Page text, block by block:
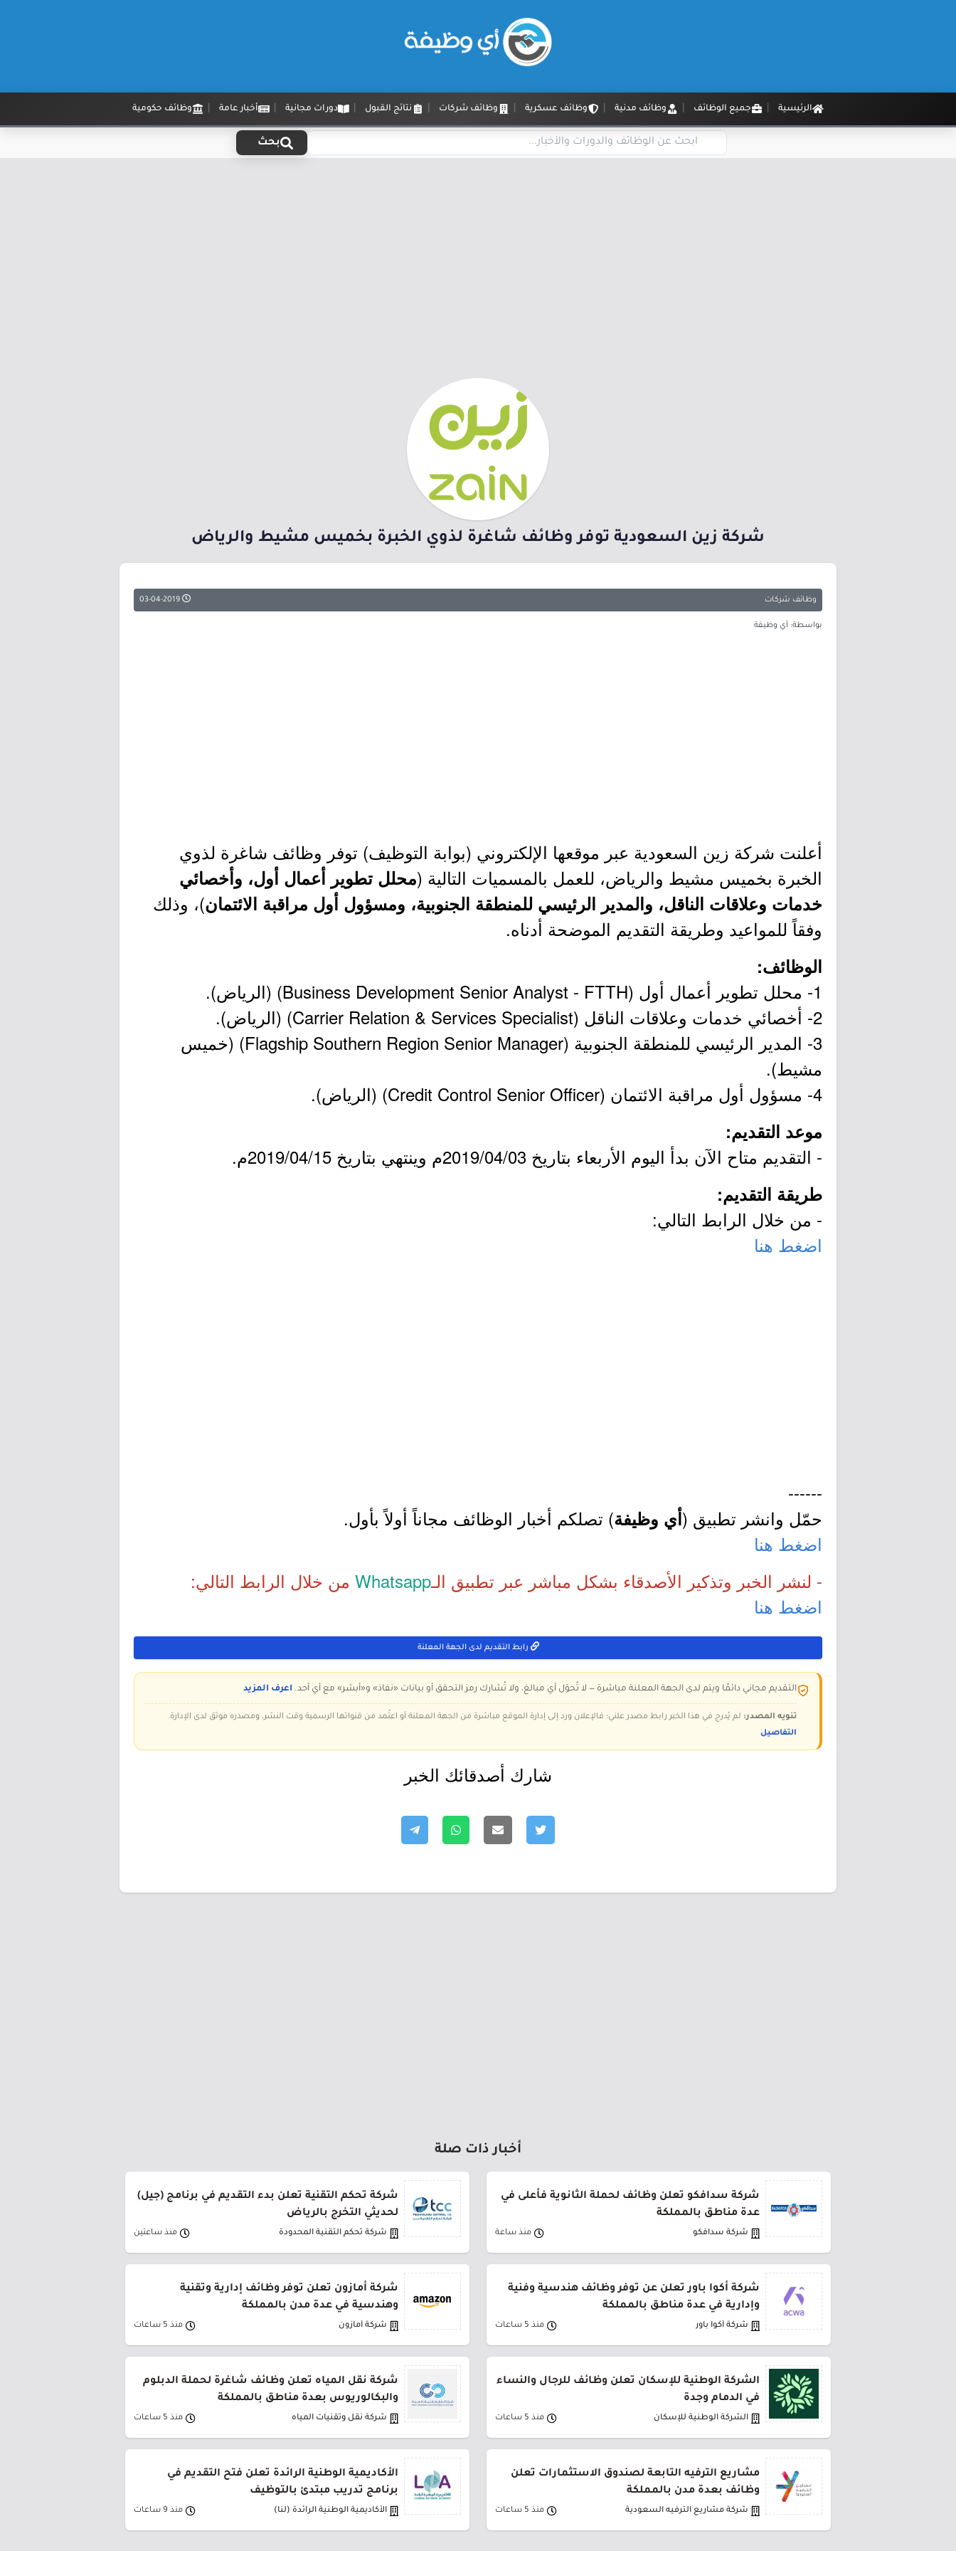
الرئيسية جميع الوظائف وظائف مدنية وظائف عسكرية وظائف شركات نتائج القبول دورات مجانية أخبار عامة وظائف حكومية
بحث
شركة زين السعودية توفر وظائف شاغرة لذوي الخبرة بخميس مشيط والرياض
وظائف شركات
بواسطة: أي وظيفة
أعلنت شركة زين السعودية عبر موقعها الإلكتروني (بوابة التوظيف) توفر وظائف شاغرة لذوي
الخبرة بخميس مشيط والرياض، للعمل بالمسميات التالية (محلل تطوير أعمال أول، وأخصائي
خدمات وعلاقات الناقل، والمدير الرئيسي للمنطقة الجنوبية، ومسؤول أول مراقبة الائتمان)، وذلك
وفقاً للمواعيد وطريقة التقديم الموضحة أدناه.
الوظائف:
1- محلل تطوير أعمال أول (Business Development Senior Analyst - FTTH) (الرياض).
2- أخصائي خدمات وعلاقات الناقل (Carrier Relation & Services Specialist) (الرياض).
3- المدير الرئيسي للمنطقة الجنوبية (Flagship Southern Region Senior Manager) (خميس
مشيط).
4- مسؤول أول مراقبة الائتمان (Credit Control Senior Officer) (الرياض).
موعد التقديم:
- التقديم متاح الآن بدأ اليوم الأربعاء بتاريخ 2019/04/03م وينتهي بتاريخ 2019/04/15م.
طريقة التقديم:
- من خلال الرابط التالي:
اضغط هنا
------
حمّل وانشر تطبيق (أي وظيفة) تصلكم أخبار الوظائف مجاناً أولاً بأول.
اضغط هنا
- لنشر الخبر وتذكير الأصدقاء بشكل مباشر عبر تطبيق الـWhatsapp من خلال الرابط التالي:
اضغط هنا
رابط التقديم لدى الجهة المعلنة
التقديم مجاني دائمًا ويتم لدى الجهة المعلنة مباشرة — لا تُحوّل أي مبالغ، ولا تُشارك رمز التحقق أو بيانات «نفاذ» و«أبشر» مع أي أحد. اعرف المزيد
تنويه المصدر: لم يُدرج في هذا الخبر رابط مصدر علني؛ فالإعلان ورد إلى إدارة الموقع مباشرة من الجهة المعلنة أو اعتُمد من قنواتها الرسمية وقت النشر، ومصدره موثق لدى الإدارة.
التفاصيل
شارك أصدقائك الخبر
أخبار ذات صلة
شركة سدافكو تعلن وظائف لحملة الثانوية فأعلى في
عدة مناطق بالمملكة
شركة سدافكو منذ ساعة
شركة تحكم التقنية تعلن بدء التقديم في برنامج (جيل)
لحديثي التخرج بالرياض
شركة تحكم التقنية المحدودة منذ ساعتين
شركة أكوا باور تعلن عن توفر وظائف هندسية وفنية
وإدارية في عدة مناطق بالمملكة
شركة أكوا باور منذ 5 ساعات
شركة أمازون تعلن توفر وظائف إدارية وتقنية
وهندسية في عدة مدن بالمملكة
شركة أمازون منذ 5 ساعات
الشركة الوطنية للإسكان تعلن وظائف للرجال والنساء
في الدمام وجدة
الشركة الوطنية للإسكان منذ 5 ساعات
شركة نقل المياه تعلن وظائف شاغرة لحملة الدبلوم
والبكالوريوس بعدة مناطق بالمملكة
شركة نقل وتقنيات المياه منذ 5 ساعات
مشاريع الترفيه التابعة لصندوق الاستثمارات تعلن
وظائف بعدة مدن بالمملكة
شركة مشاريع الترفيه السعودية منذ 5 ساعات
الأكاديمية الوطنية الرائدة تعلن فتح التقديم في
برنامج تدريب مبتدئ بالتوظيف
الأكاديمية الوطنية الرائدة (لنا) منذ 9 ساعات